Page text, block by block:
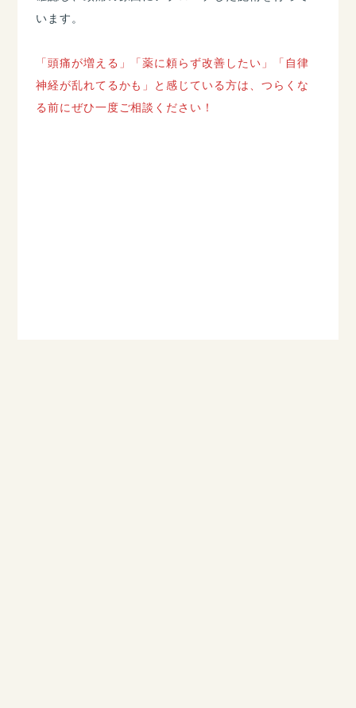
います。
「頭痛が増える」「薬に頼らず改善したい」「自律
神経が乱れてるかも」と感じている方は、つらくな
る前にぜひ一度ご相談ください！